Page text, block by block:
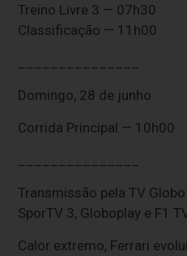
Treino Livre 3 — 07h30
Classificação — 11h00
Domingo, 28 de junho
Corrida Principal — 10h00
Transmissão pela TV
SporTV 3, Globoplay e F1
Calor extremo, Ferrari